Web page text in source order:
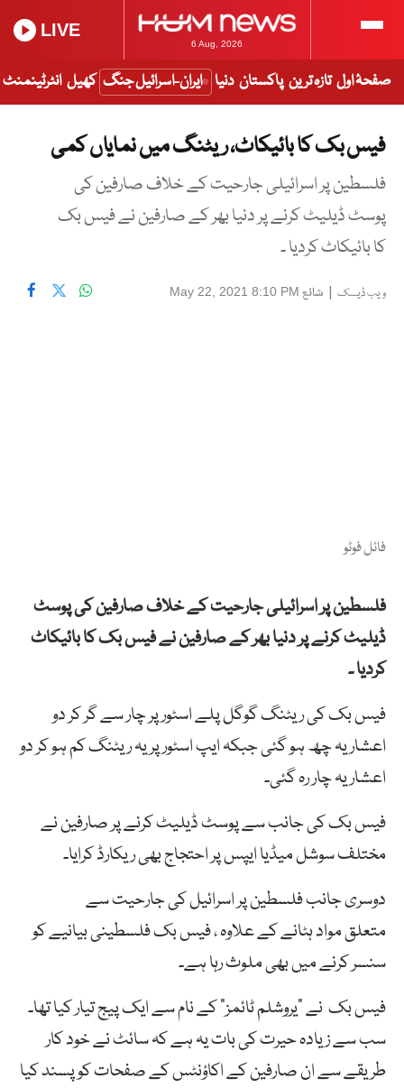
6 Aug, 2026
LIVE
صفحۂ اول تازہ ترین پاکستان دنیا ایران-اسرائیل جنگ کھیل انٹرٹینمنٹ
فیس بک کا بائیکاٹ، ریٹنگ میں نمایاں کمی
فلسطین پر اسرائیلی جارحیت کے خلاف صارفین کی
پوسٹ ڈیلیٹ کرنے پر دنیا بھر کے صارفین نے فیس بک
کا بائیکاٹ کردیا ۔
ویب ڈیسک | شائع May 22, 2021 8:10 PM
فائل فوٹو
فلسطین پر اسرائیلی جارحیت کے خلاف صارفین کی پوسٹ
ڈیلیٹ کرنے پر دنیا بھر کے صارفین نے فیس بک کا بائیکاٹ
کردیا ۔
فیس بک کی ریٹنگ گوگل پلے اسٹور پر چار سے گر کر دو
اعشاریہ چھ ہو گئی جبکہ ایپ اسٹور پریہ ریٹنگ کم ہو کر دو
اعشاریہ چار رہ گئی۔
فیس بک کی جانب سے پوسٹ ڈیلیٹ کرنے پر صارفین نے
مختلف سوشل میڈیا ایپس پر احتجاج بھی ریکارڈ کرایا۔
دوسری جانب فلسطین پر اسرائیل کی جارحیت سے
متعلق مواد ہٹانے کے علاوہ ، فیس بک فلسطینی بیانیے کو
سنسر کرنے میں بھی ملوث رہا ہے۔
فیس بک نے “یروشلم ٹائمز” کے نام سے ایک پیج تیار کیا تھا۔
سب سے زیادہ حیرت کی بات یہ ہے کہ سائٹ نے خود کار
طریقے سے ان صارفین کے اکاؤنٹس کے صفحات کو پسند کیا